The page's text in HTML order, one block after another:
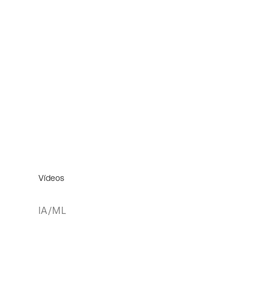
Vídeos
IA/ML